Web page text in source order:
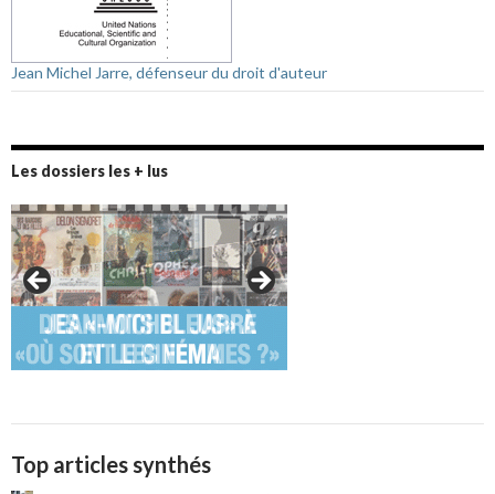
Jean Michel Jarre, défenseur du droit d'auteur
Les dossiers les + lus
Top articles synthés